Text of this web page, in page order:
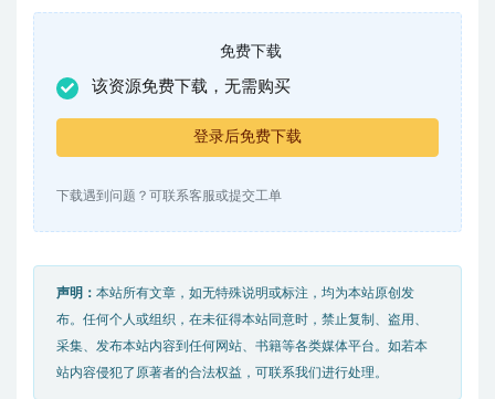
免费下载
该资源免费下载，无需购买
登录后免费下载
下载遇到问题？可联系客服或提交工单
声明： 本站所有文章，如无特殊说明或标注，均为本站原创发
布。任何个人或组织，在未征得本站同意时，禁止复制、盗用、
采集、发布本站内容到任何网站、书籍等各类媒体平台。如若本
站内容侵犯了原著者的合法权益，可联系我们进行处理。